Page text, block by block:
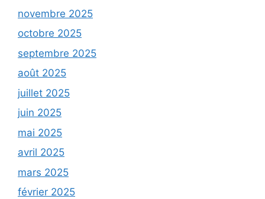
novembre 2025
octobre 2025
septembre 2025
août 2025
juillet 2025
juin 2025
mai 2025
avril 2025
mars 2025
février 2025